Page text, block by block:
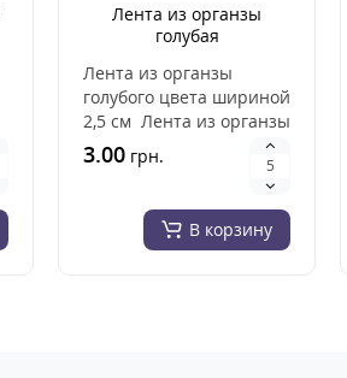
Лента из органзы
голубая
Лента из органзы
голубого цвета шириной
2,5 см Лента из органзы
изготовлена из
высококачеств..
3.00 грн.
В корзину